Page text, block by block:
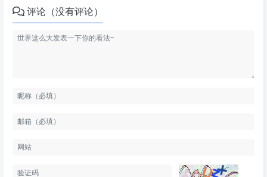
评论（没有评论）